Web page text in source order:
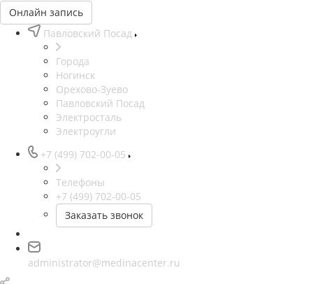
Онлайн запись
Павловский Посад
Города
Ногинск
Орехово-Зуево
Павловский Посад
Электросталь
Электроугли
+7 (499) 702-00-05
Телефоны
+7 (499) 702-00-05
Заказать звонок
administrator@medinacenter.ru